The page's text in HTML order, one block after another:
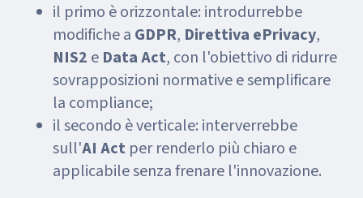
il primo è orizzontale: introdurrebbe
modifiche a GDPR, Direttiva ePrivacy,
NIS2 e Data Act, con l'obiettivo di ridurre
sovrapposizioni normative e semplificare
la compliance;
il secondo è verticale: interverrebbe
sull'AI Act per renderlo più chiaro e
applicabile senza frenare l'innovazione.